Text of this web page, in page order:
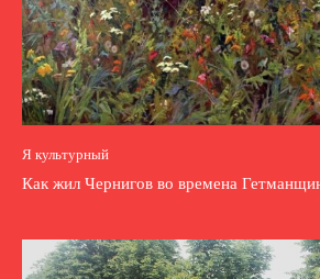
Я культурный
Как жил Чернигов во времена